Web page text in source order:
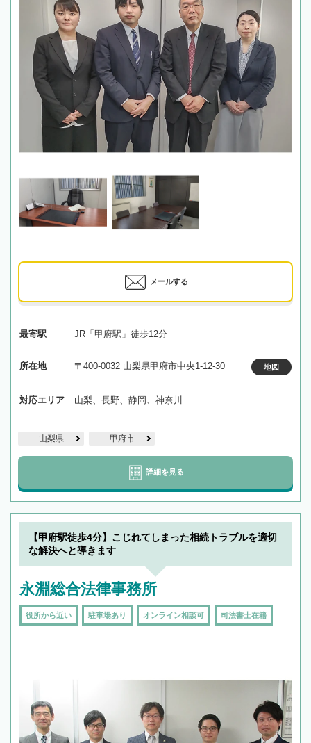
メールする
最寄駅 JR「甲府駅」徒歩12分
所在地 〒400-0032 山梨県甲府市中央1-12-30 地図
対応エリア 山梨、長野、静岡、神奈川
山梨県 甲府市
詳細を見る
【甲府駅徒歩4分】こじれてしまった相続トラブルを適切
な解決へと導きます
永淵総合法律事務所
役所から近い 駐車場あり オンライン相談可 司法書士在籍